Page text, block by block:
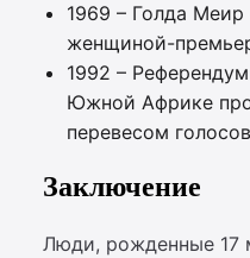
1969 – Голда Меир
женщиной-
1992 –
Южной Африке
перевесом
Заключение
Люди, рожденные 17